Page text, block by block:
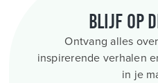
Blijf op
Ontvang alles
inspirerende verhalen
in je